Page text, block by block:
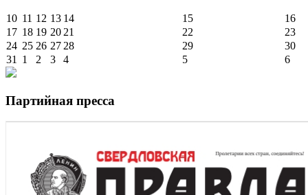
10 11 12 13 14 15
16
17 18 19 20 21 22
23
24 25 26 27 28 29
30
31
1 2 3 4 5 6
Партийная пресса